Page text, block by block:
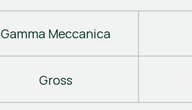
Gamma Meccanica
Gross